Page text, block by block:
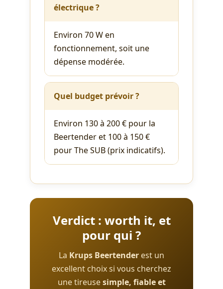
électrique ?
Environ 70 W en
fonctionnement, soit une
dépense modérée.
Quel budget prévoir ?
Environ 130 à 200 € pour la
Beertender et 100 à 150 €
pour The SUB (prix indicatifs).
Verdict : worth it, et
pour qui ?
La Krups Beertender est un
excellent choix si vous cherchez
une tireusesimple, fiable et